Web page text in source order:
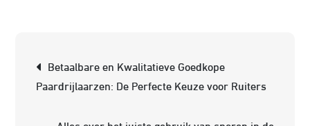
Betaalbare en Kwalitatieve Goedkope
Paardrijlaarzen: De Perfecte Keuze voor Ruiters